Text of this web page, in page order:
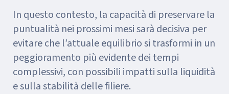
In questo contesto, la capacità di preservare la
puntualità nei prossimi mesi sarà decisiva per
evitare che l’attuale equilibrio si trasformi in un
peggioramento più evidente dei tempi
complessivi, con possibili impatti sulla liquidità
e sulla stabilità delle filiere.